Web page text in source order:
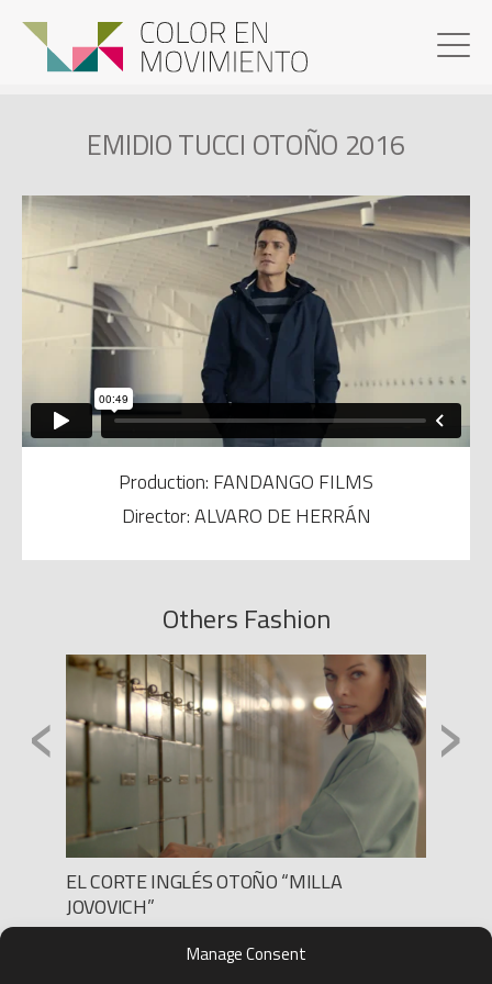
Manage Consent
EMIDIO TUCCI OTOÑO 2016
Production: FANDANGO FILMS
Director: ALVARO DE HERRÁN
Others Fashion
EL CORTE INGLÉS OTOÑO “MILLA
JOVOVICH”
Production: THE GANG SPAIN
Director: SEBASTIEN GROUSSET
‹ ›